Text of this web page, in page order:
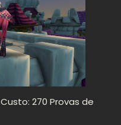
Custo: 270 Provas de